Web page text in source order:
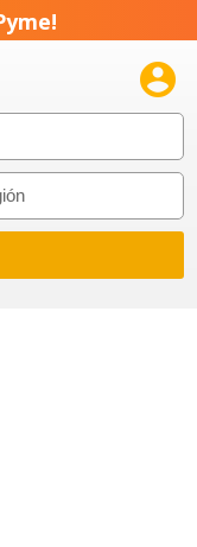
Emprendimiento!
